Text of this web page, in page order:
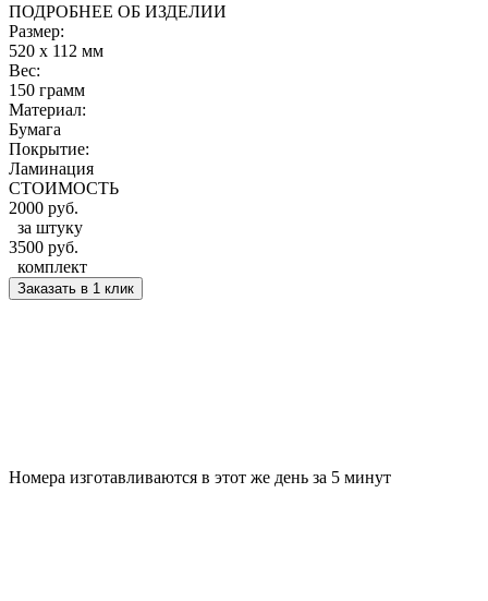
ПОДРОБНЕЕ ОБ ИЗДЕЛИИ
Размер:
520 x 112 мм
Вес:
150 грамм
Материал:
Бумага
Покрытие:
Ламинация
СТОИМОСТЬ
2000 руб.
за штуку
3500 руб.
комплект
Заказать в 1 клик
Номера изготавливаются в этот же день за 5 минут